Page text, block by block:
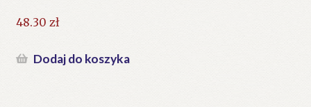
48.30 zł
Dodaj do koszyka